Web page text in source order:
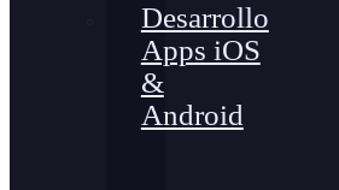
Desarrollo
Apps iOS
&
Android